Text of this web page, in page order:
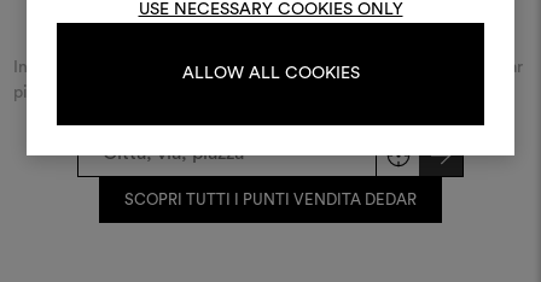
USE NECESSARY COOKIES ONLY
ALLOW ALL COOKIES
Trova Dedar
Inserisci il nome della città o della via e scopri il rivenditore Dedar
più vicino a te.
SCOPRI TUTTI I PUNTI VENDITA DEDAR
REGISTRATI